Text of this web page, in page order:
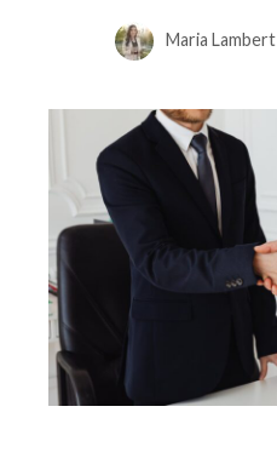
Maria Lambert